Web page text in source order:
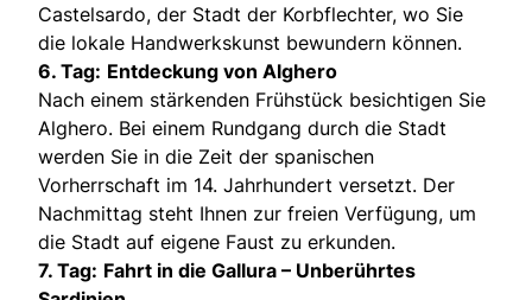
Castelsardo, der Stadt der Korbflechter, wo Sie
die lokale Handwerkskunst bewundern können.
6. Tag: Entdeckung von Alghero
Nach einem stärkenden Frühstück besichtigen Sie
Alghero. Bei einem Rundgang durch die Stadt
werden Sie in die Zeit der spanischen
Vorherrschaft im 14. Jahrhundert versetzt. Der
Nachmittag steht Ihnen zur freien Verfügung, um
die Stadt auf eigene Faust zu erkunden.
7. Tag: Fahrt in die Gallura – Unberührtes